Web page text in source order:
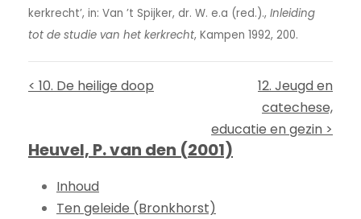
kerkrecht’, in: Van ’t Spijker, dr. W. e.a (red.)., Inleiding
tot de studie van het kerkrecht, Kampen 1992, 200.
< 10. De heilige doop
12. Jeugd en
catechese,
educatie en gezin >
Heuvel, P. van den (2001)
Inhoud
Ten geleide (Bronkhorst)